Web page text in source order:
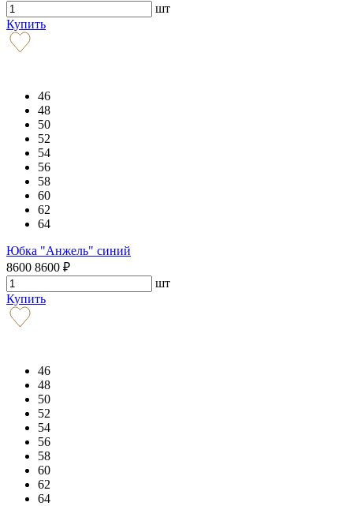
шт
Купить
46
48
50
52
54
56
58
60
62
64
Юбка "Анжель" синий
8600 8600 ₽
шт
Купить
46
48
50
52
54
56
58
60
62
64